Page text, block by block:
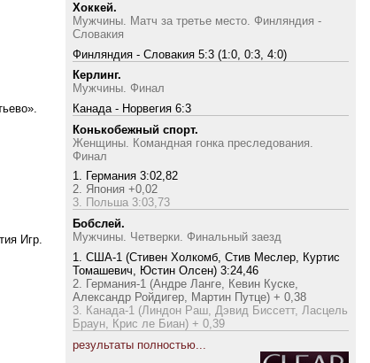
Игр.
Хоккей.
Мужчины. Матч за третье место. Финляндия -
Словакия
Финляндия - Словакия 5:3 (1:0, 0:3, 4:0)
Керлинг.
Мужчины. Финал
Канада - Норвегия 6:3
Конькобежный спорт.
Женщины. Командная гонка преследования.
Финал
1. Германия 3:02,82
2. Япония +0,02
3. Польша 3:03,73
Бобслей.
Мужчины. Четверки. Финальный заезд
1. США-1 (Стивен Холкомб, Стив Меслер, Куртис
Томашевич, Юстин Олсен) 3:24,46
2. Германия-1 (Андре Ланге, Кевин Куске,
Александр Ройдигер, Мартин Путце) + 0,38
3. Канада-1 (Линдон Раш, Дэвид Биссетт, Ласцель
Браун, Крис ле Биан) + 0,39
результаты полностью...